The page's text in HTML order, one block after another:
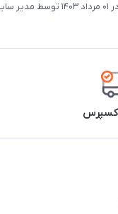
01 مرداد 1403 توسط مدیر